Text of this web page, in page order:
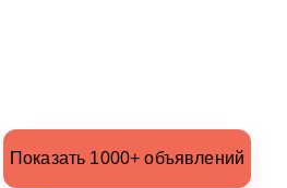
Показать 1000+ объявлений